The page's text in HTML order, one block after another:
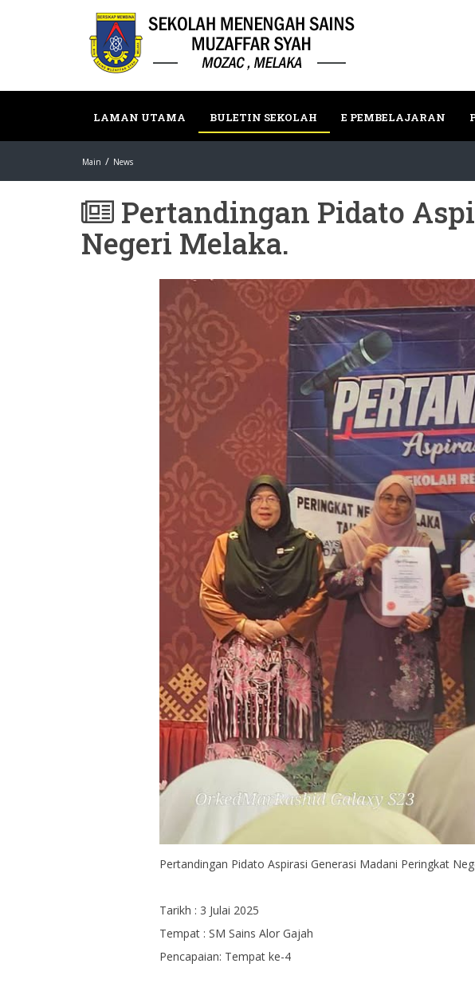
LAMAN UTAMA BULETIN SEKOLAH E PEMBELAJARAN
Main News
Pertandingan Pidato
Negeri Melaka.
Pertandingan Pidato Aspirasi Generasi Madani Peringkat
Tarikh : 3 Julai 2025
Tempat : SM Sains Alor Gajah
Pencapaian: Tempat ke-4